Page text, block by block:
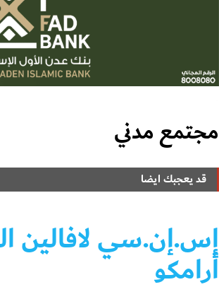
مجتمع مدني
قد يعجبك ايضا
إس.إن.سي لافالين
أرامكو